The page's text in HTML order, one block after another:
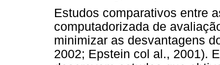
Estudos comparativos entre
computadorizada de
minimizar as desvantagens
2002; Epstein col al., 2001).